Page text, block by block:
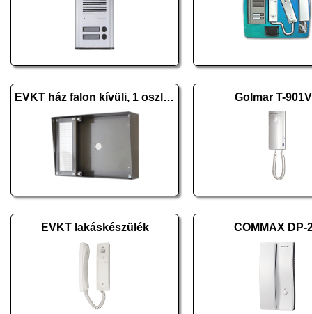
EVKT ház falon kívüli, 1 oszlopos H Golmar T-
EVKT lakáskészülék COMMAX DP-